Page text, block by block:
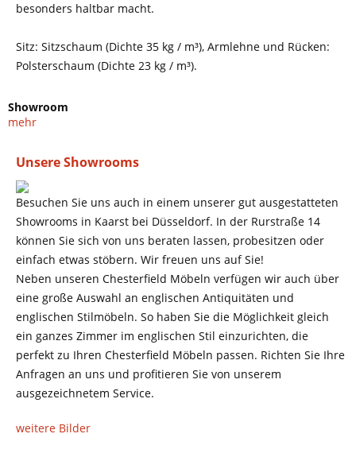
besonders haltbar macht.
Sitz: Sitzschaum (Dichte 35 kg / m³), Armlehne und Rücken:
Polsterschaum (Dichte 23 kg / m³).
Showroom
mehr
Unsere Showrooms
Besuchen Sie uns auch in einem unserer gut ausgestatteten
Showrooms in Kaarst bei Düsseldorf. In der Rurstraße 14
können Sie sich von uns beraten lassen, probesitzen oder
einfach etwas stöbern. Wir freuen uns auf Sie!
Neben unseren Chesterfield Möbeln verfügen wir auch über
eine große Auswahl an englischen Antiquitäten und
englischen Stilmöbeln. So haben Sie die Möglichkeit gleich
ein ganzes Zimmer im englischen Stil einzurichten, die
perfekt zu Ihren Chesterfield Möbeln passen. Richten Sie Ihre
Anfragen an uns und profitieren Sie von unserem
ausgezeichnetem Service.
weitere Bilder